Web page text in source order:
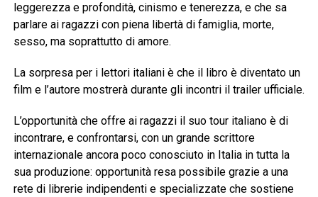
leggerezza e profondità, cinismo e tenerezza, e che sa
parlare ai ragazzi con piena libertà di famiglia, morte,
sesso, ma soprattutto di amore.
La sorpresa per i lettori italiani è che il libro è diventato un
film e l’autore mostrerà durante gli incontri il trailer ufficiale.
L’opportunità che offre ai ragazzi il suo tour italiano è di
incontrare, e confrontarsi, con un grande scrittore
internazionale ancora poco conosciuto in Italia in tutta la
sua produzione: opportunità resa possibile grazie a una
rete di librerie indipendenti e specializzate che sostiene